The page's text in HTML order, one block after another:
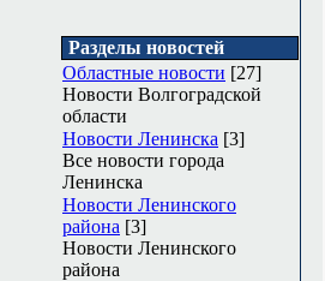
Разделы новостей
Областные новости [27]
Новости Волгоградской
области
Новости Ленинска [3]
Все новости города
Ленинска
Новости Ленинского
района [3]
Новости Ленинского
района